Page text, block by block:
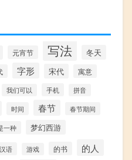
元宵节 写法 冬天
字形 宋代 寓意
我们可以 手机 拼音
时间 春节 春节期间
一种 梦幻西游
汉语 游戏 的书 的人